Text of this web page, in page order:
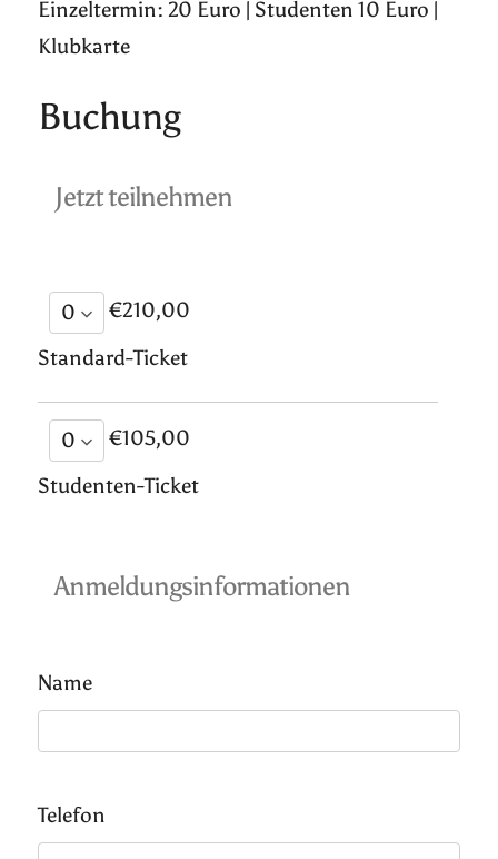
Einzeltermin: 20 Euro | Studenten 10 Euro |
Klubkarte
Buchung
Jetzt teilnehmen
€210,00
Standard-Ticket
€105,00
Studenten-Ticket
Anmeldungsinformationen
Name
Telefon